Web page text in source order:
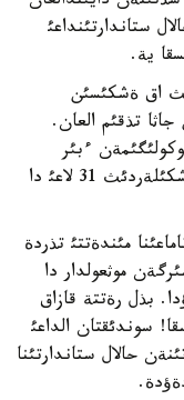
ستاندارتئنداعئ
ية.
اق ةشكئسئن
تذقئم العان.
ءبئر
تاؤلئك بويئ «جول ءجذرئپ» كةلگةن ةشكئلةردئث 31 لاعئ دا
مئندةتتئ تذردة
موثعولدار دا
بذل رةتتة قازاق
سوندئقتان الداعئ
حالال ستاندارتئنا